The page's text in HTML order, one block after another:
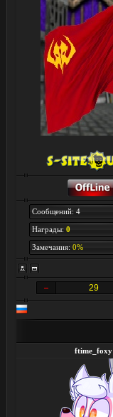
Сообщений: 4
Награды: 0
Замечания: 0%
29
ftime_foxy